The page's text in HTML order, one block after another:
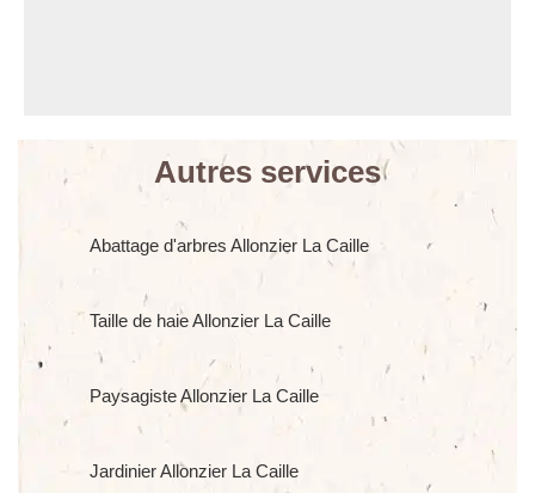
Autres services
Abattage d'arbres Allonzier La Caille
Taille de haie Allonzier La Caille
Paysagiste Allonzier La Caille
Jardinier Allonzier La Caille